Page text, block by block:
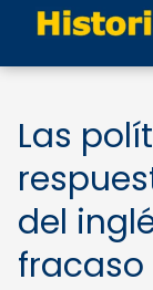
Las
del
fracaso